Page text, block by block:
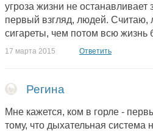
угроза жизни не
первый взгляд, людей. Считаю,
сигареты, чем потом всю жизнь
17 марта 2015 Ответить
Регина
Мне кажется, ком в горле -
тому, что дыхательная система